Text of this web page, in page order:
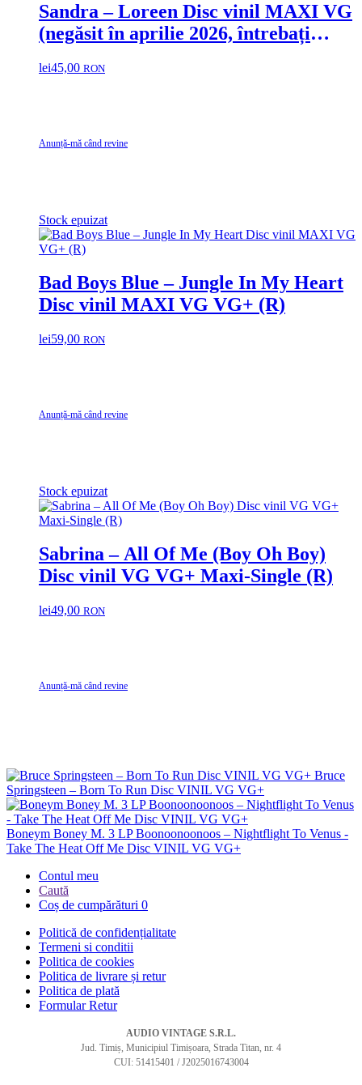
Sandra ‎– Loreen Disc vinil MAXI VG
(negăsit în aprilie 2026, întrebați
lei45,00 RON
Anunță-mă când revine
Stock epuizat
Bad Boys Blue – Jungle In My Heart
Disc vinil MAXI VG VG+ (R)
lei59,00 RON
Anunță-mă când revine
Stock epuizat
Sabrina – All Of Me (Boy Oh Boy)
Disc vinil VG VG+ Maxi-Single (R)
lei49,00 RON
Anunță-mă când revine
Bruce
Springsteen – Born To Run Disc VINIL VG VG+
Boneym Boney M. 3 LP Boonoonoonoos – Nightflight To Venus -
Take The Heat Off Me Disc VINIL VG VG+
Contul meu
Caută
Coș de cumpărături 0
Politică de confidențialitate
Termeni si conditii
Politica de cookies
Politica de livrare și retur
Politica de plată
Formular Retur
AUDIO VINTAGE S.R.L.
Jud. Timiș, Municipiul Timișoara, Strada Titan, nr. 4
CUI: 51415401 / J2025016743004